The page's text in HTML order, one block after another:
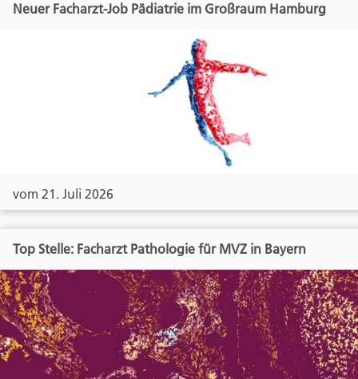
Neuer Facharzt-Job Pädiatrie im Großraum Hamburg
vom 21. Juli 2026
Top Stelle: Facharzt Pathologie für MVZ in Bayern